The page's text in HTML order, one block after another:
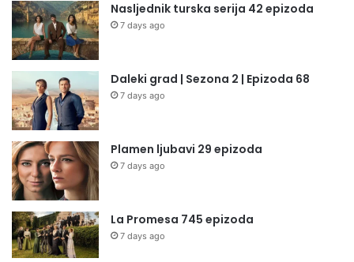
Nasljednik turska serija 42 epizoda
7 days ago
Daleki grad | Sezona 2 | Epizoda 68
7 days ago
Plamen ljubavi 29 epizoda
7 days ago
La Promesa 745 epizoda
7 days ago